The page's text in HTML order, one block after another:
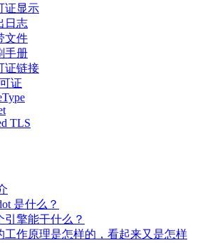
证显示
日志
文件
手册
证链接
证
TLS
是什么？
引擎能干什么？
工作原理是怎样的，看起来又是怎样